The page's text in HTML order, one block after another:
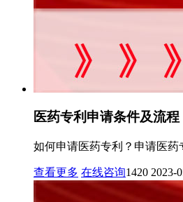
医药专利申请条件及流程
如何申请医药专利？申请医药
查看更多 在线咨询1420 2023-